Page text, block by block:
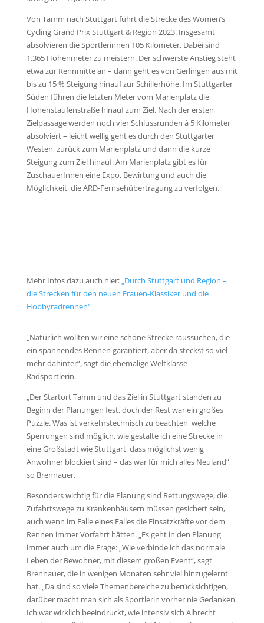
Von Tamm nach Stuttgart führt die Strecke des Women’s
Cycling Grand Prix Stuttgart & Region 2023. Insgesamt
absolvieren die Sportlerinnen 105 Kilometer. Dabei sind
1.365 Höhenmeter zu meistern. Der schwerste Anstieg steht
etwa zur Rennmitte an – dann geht es von Gerlingen aus mit
bis zu 15 % Steigung hinauf zur Schillerhöhe. Im Stuttgarter
Süden führen die letzten Meter vom Marienplatz die
Hohenstaufenstraße hinauf zum Ziel. Nach der ersten
Zielpassage werden noch vier Schlussrunden à 5 Kilometer
absolviert – leicht wellig geht es durch den Stuttgarter
Westen, zurück zum Marienplatz und dann die kurze
Steigung zum Ziel hinauf. Am Marienplatz gibt es für
ZuschauerInnen eine Expo, Bewirtung und auch die
Möglichkeit, die ARD-Fernsehübertragung zu verfolgen.
Mehr Infos dazu auch hier: „Durch Stuttgart und Region –
die Strecken für den neuen Frauen-Klassiker und die
Hobbyradrennen“
„Natürlich wollten wir eine schöne Strecke raussuchen, die
ein spannendes Rennen garantiert, aber da steckst so viel
mehr dahinter“, sagt die ehemalige Weltklasse-
Radsportlerin.
„Der Startort Tamm und das Ziel in Stuttgart standen zu
Beginn der Planungen fest, doch der Rest war ein großes
Puzzle. Was ist verkehrstechnisch zu beachten, welche
Sperrungen sind möglich, wie gestalte ich eine Strecke in
eine Großstadt wie Stuttgart, dass möglichst wenig
Anwohner blockiert sind – das war für mich alles Neuland“,
so Brennauer.
Besonders wichtig für die Planung sind Rettungswege, die
Zufahrtswege zu Krankenhäusern müssen gesichert sein,
auch wenn im Falle eines Falles die Einsatzkräfte vor dem
Rennen immer Vorfahrt hätten. „Es geht in den Planung
immer auch um die Frage: „Wie verbinde ich das normale
Leben der Bewohner, mit diesem großen Event“, sagt
Brennauer, die in wenigen Monaten sehr viel hinzugelernt
hat. „Da sind so viele Themenbereiche zu berücksichtigen,
darüber macht man sich als Sportlerin vorher nie Gedanken.
Ich war wirklich beeindruckt, wie intensiv sich Albrecht